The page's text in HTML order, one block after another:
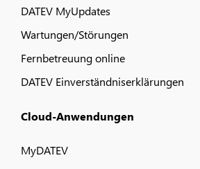
DATEV MyUpdates
Wartungen/Störungen
Fernbetreuung online
DATEV Einverständniserklärungen
Cloud-Anwendungen
MyDATEV